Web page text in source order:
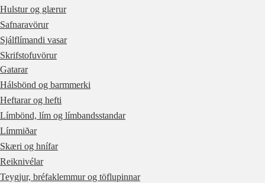
Hulstur og glærur
Safnaravörur
Sjálflímandi vasar
Skrifstofuvörur
Gatarar
Hálsbönd og barmmerki
Heftarar og hefti
Límbönd, lím og límbandsstandar
Límmiðar
Skæri og hnífar
Reiknivélar
Teygjur, bréfaklemmur og töflupinnar